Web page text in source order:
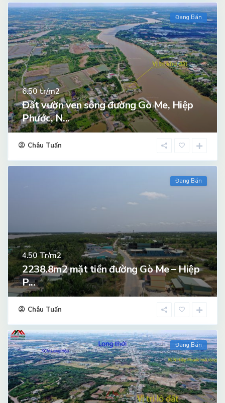
Đang Bán
6.50tr/m2
Đất vườn ven sông đường Gò Me, Hiệp
Phước, N...
Châu Tuấn
Đang Bán
4.50Tr/m2
2238.8m2 mặt tiền đường Gò Me – Hiệp
P...
Châu Tuấn
Đang Bán